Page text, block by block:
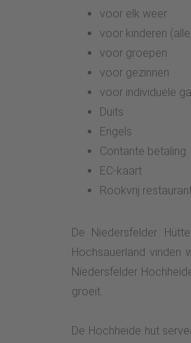
voor elk weer
voor kinderen
voor groepen
voor gezinnen
voor individuele
Duits
Engels
Contante betaling
EC-kaart
Rookvrij
De Niedersfelder
Hochsauerland vinden
Niedersfelder
groeit.
De Hochheide hut